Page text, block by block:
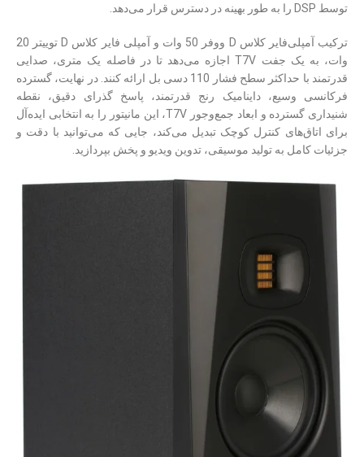
توسط DSP را به طور بهینه در دسترس قرار می‌دهد.
ترکیب آمپلی‌فایر کلاس D ووفر 50 وات و آمپلی فایر کلاس D توییتر 20
وات، به یک جفت T7V اجازه می‌دهد تا در فاصله یک متری، صدایی
قدرتمند با حداکثر سطح فشار 110 دسی بل ارائه کنند. در نهایت، گسترده
فرکانسی وسیع، داینامیک رنج قدرتمند، پاسخ گذرای دقیق، نقطه
شنیداری گسترده و ابعاد جمع‌وجور T7V، این مانیتور را به انتخابی ایده‌آل
برای اتاق‌های کنترل کوچک تبدیل می‌کند، جایی که می‌توانید با دقت و
جزئیات کامل به تولید موسیقی، تدوین ویدیو و پخش بپردازید.